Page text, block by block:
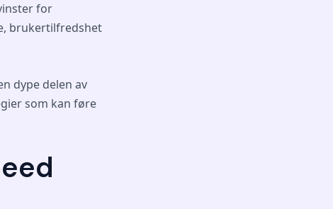
for
brukertilfredshet
dype delen av
som kan føre